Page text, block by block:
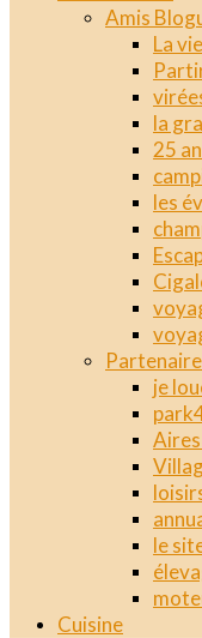
Amis
La
la
25
les
je
le
Cuisine